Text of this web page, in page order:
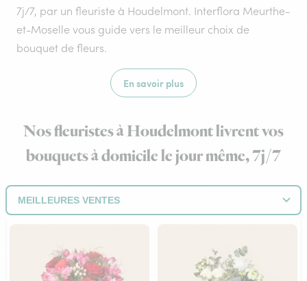
7j/7, par un fleuriste à Houdelmont. Interflora Meurthe-
et-Moselle vous guide vers le meilleur choix de
bouquet de fleurs.
En savoir plus
Nos fleuristes à Houdelmont livrent vos
bouquets à domicile le jour même, 7j/7